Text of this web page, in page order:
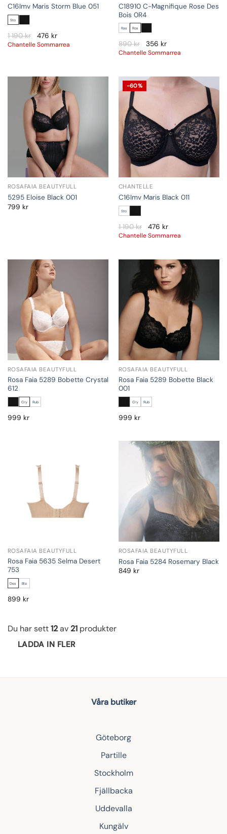
C16Imv Maris Storm Blue 051
Sto
1 190kr 476 kr
Chantelle Sommarrea
C18910 C-Magnifique Rose Des
Bois 0R4
Ras Ros
890kr 356 kr
Chantelle Sommarrea
ROSAFAIA BEAUTYFULL
5295 Eloise Black 001
799 kr
-60%
CHANTELLE
C16Imv Maris Black 011
Sto
1 190kr 476 kr
Chantelle Sommarrea
ROSAFAIA BEAUTYFULL
Rosa Faia 5289 Bobette Crystal
612
Cry Rub
999 kr
ROSAFAIA BEAUTYFULL
Rosa Faia 5289 Bobette Black
001
Cry Rub
999 kr
ROSAFAIA BEAUTYFULL
Rosa Faia 5635 Selma Desert
753
Des Bla
899 kr
ROSAFAIA BEAUTYFULL
Rosa Faia 5284 Rosemary Black
849 kr
Du har sett12av 21 produkter
LADDA IN FLER
Våra butiker
Göteborg
Partille
Stockholm
Fjällbacka
Uddevalla
Kungälv